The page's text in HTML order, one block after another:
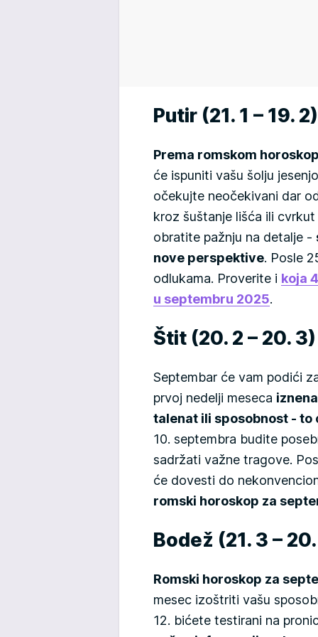
Putir (21. 1 – 19. 2)
Prema romskom
će ispuniti vašu šolju
očekujte neočekivani dar
kroz šuštanje lišća ili
obratite pažnju na detalje -
nove perspektive. Posle
odlukama. Proverite i koja
u septembru 2025.
Štit (20. 2 – 20. 3)
Septembar će vam podići
prvoj nedelji meseca
talenat ili sposobnost -
10. septembra budite
sadržati važne tragove.
će dovesti do
romski horoskop za
Bodež (21. 3 –
Romski horoskop za
mesec izoštriti vašu
12. bićete testirani na